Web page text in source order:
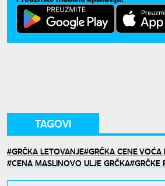
TAGOVI
GRČKA LETOVANJE GRČKA CENE VOĆA
CENA MASLINOVO ULJE GRČKA GRČKE